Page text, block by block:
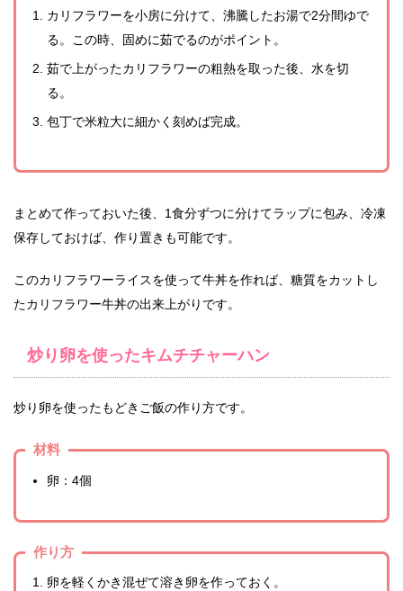
カリフラワーを小房に分けて、沸騰したお湯で2分間ゆで
る。この時、固めに茹でるのがポイント。
茹で上がったカリフラワーの粗熱を取った後、水を切
る。
包丁で米粒大に細かく刻めば完成。
まとめて作っておいた後、1食分ずつに分けてラップに包み、冷凍
保存しておけば、作り置きも可能です。
このカリフラワーライスを使って牛丼を作れば、糖質をカットし
たカリフラワー牛丼の出来上がりです。
炒り卵を使ったキムチチャーハン
炒り卵を使ったもどきご飯の作り方です。
材料
卵：4個
作り方
卵を軽くかき混ぜて溶き卵を作っておく。